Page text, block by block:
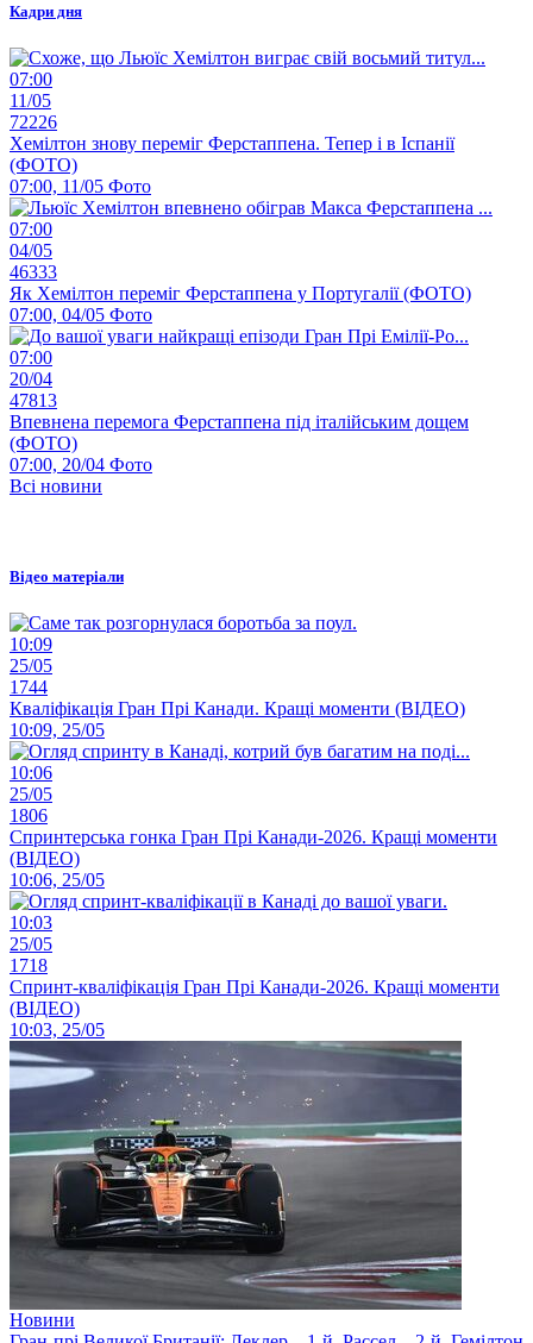
Кадри дня
07:00
11/05
72226
Хемілтон знову переміг Ферстаппена. Тепер і в Іспанії
(ФОТО)
07:00, 11/05 Фото
07:00
04/05
46333
Як Хемілтон переміг Ферстаппена у Португалії (ФОТО)
07:00, 04/05 Фото
07:00
20/04
47813
Впевнена перемога Ферстаппена під італійським дощем
(ФОТО)
07:00, 20/04 Фото
Всі новини
Відео матеріали
10:09
25/05
1744
Кваліфікація Гран Прі Канади. Кращі моменти (ВІДЕО)
10:09, 25/05
10:06
25/05
1806
Спринтерська гонка Гран Прі Канади-2026. Кращі моменти
(ВІДЕО)
10:06, 25/05
10:03
25/05
1718
Спринт-кваліфікація Гран Прі Канади-2026. Кращі моменти
(ВІДЕО)
10:03, 25/05
Новини